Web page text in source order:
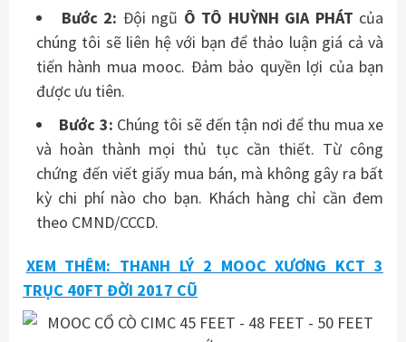
Bước 2: Đội ngũ Ô TÔ HUỲNH GIA PHÁT của
chúng tôi sẽ liên hệ với bạn để thảo luận giá cả và
tiến hành mua mooc. Đảm bảo quyền lợi của bạn
được ưu tiên.
Bước 3: Chúng tôi sẽ đến tận nơi để thu mua xe
và hoàn thành mọi thủ tục cần thiết. Từ công
chứng đến viết giấy mua bán, mà không gây ra bất
kỳ chi phí nào cho bạn. Khách hàng chỉ cần đem
theo CMND/CCCD.
XEM THÊM: THANH LÝ 2 MOOC XƯƠNG KCT 3
TRỤC 40FT ĐỜI 2017 CŨ